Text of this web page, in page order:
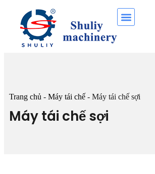
Trang chủ - Máy tái chế - Máy tái chế sợi
Máy tái chế sợi